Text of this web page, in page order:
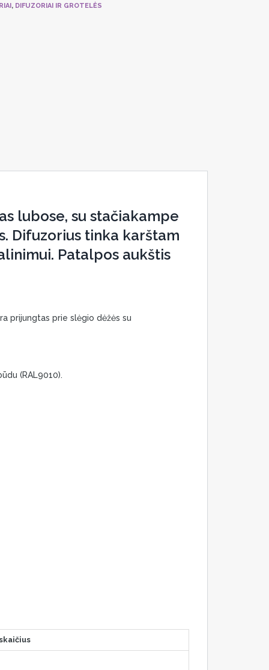
, DIFUZORIAI IR GROTELĖS
lubose, su stačiakampe
Difuzorius tinka karštam
Patalpos aukštis
prijungtas prie slėgio dėžės su
(RAL9010).